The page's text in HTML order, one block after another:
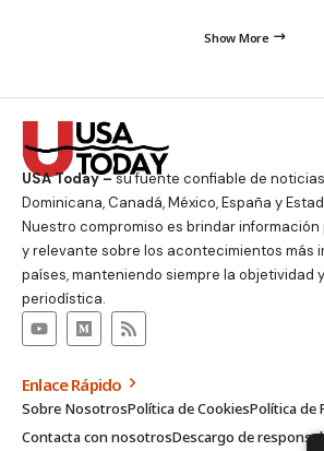
Show More
USA Today –su fuente confiable de
Dominicana, Canadá, México, España y
Nuestro compromiso es brindar
y relevante sobre los acontecimientos más
países, manteniendo siempre la objetividad
periodística.
Enlace Rápido
Sobre NosotrosPolítica de CookiesPolítica de
Contacta con nosotrosDescargo de